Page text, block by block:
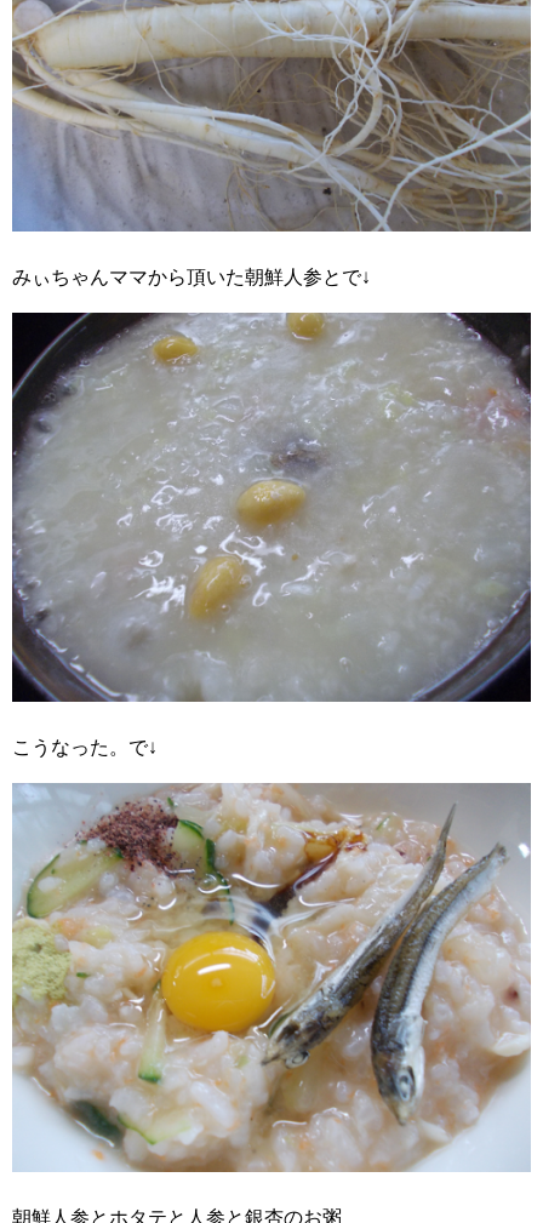
みぃちゃんママから頂いた朝鮮人参とで↓
こうなった。で↓
朝鮮人参とホタテと人参と銀杏のお粥